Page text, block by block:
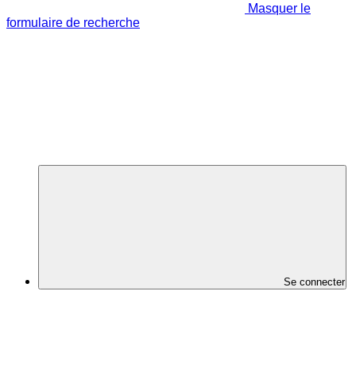
Masquer le
formulaire de recherche
Se connecter